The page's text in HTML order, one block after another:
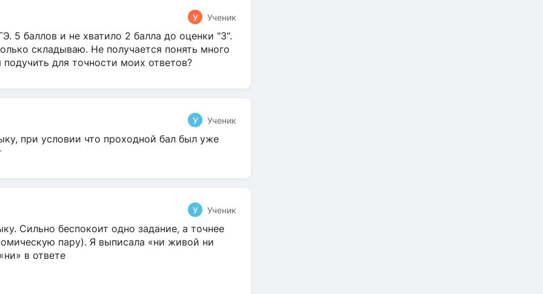
У Ученик
5 баллов и не хватило 2 балла до оценки "3".
складываю. Не получается понять много
для точности моих ответов?
У Ученик
при условии что проходной бал был уже
У Ученик
Сильно беспокоит одно задание, а точнее
пару). Я выписала «ни живой ни
в ответе